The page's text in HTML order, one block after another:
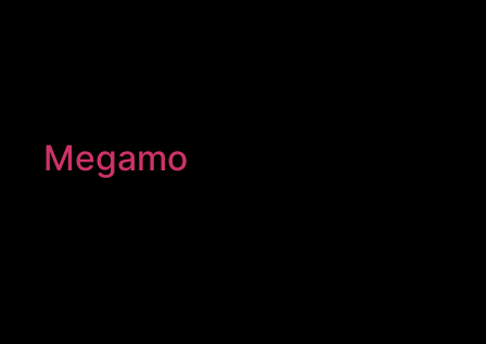
Megamo